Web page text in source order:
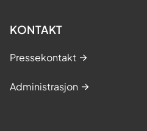
KONTAKT
Pressekontakt
Administrasjon